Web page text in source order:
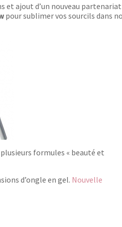
ajout d’un nouveau partenariat
pour sublimer vos sourcils dans
formules « beauté et
d’ongle en gel. Nouvelle